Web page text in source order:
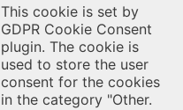
This cookie is set by
GDPR Cookie Consent
plugin. The cookie is
used to store the user
consent for the cookies
in the category "Other.